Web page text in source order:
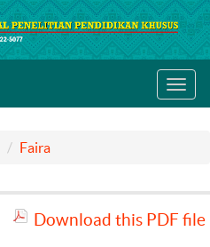
Faira
Download this PDF file